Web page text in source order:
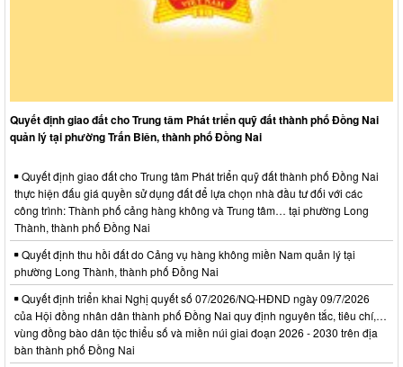
Quyết định giao đất cho Trung tâm Phát triển quỹ đất thành phố Đồng Nai
quản lý tại phường Trấn Biên, thành phố Đồng Nai
Quyết định giao đất cho Trung tâm Phát triển quỹ đất thành phố Đồng Nai
thực hiện đấu giá quyền sử dụng đất để lựa chọn nhà đầu tư đối với các
công trình: Thành phố cảng hàng không và Trung tâm… tại phường Long
Thành, thành phố Đồng Nai
Quyết định thu hồi đất do Cảng vụ hàng không miền Nam quản lý tại
phường Long Thành, thành phố Đồng Nai
Quyết định triển khai Nghị quyết số 07/2026/NQ-HĐND ngày 09/7/2026
của Hội đồng nhân dân thành phố Đồng Nai quy định nguyên tắc, tiêu chí,…
vùng đồng bào dân tộc thiểu số và miền núi giai đoạn 2026 - 2030 trên địa
bàn thành phố Đồng Nai